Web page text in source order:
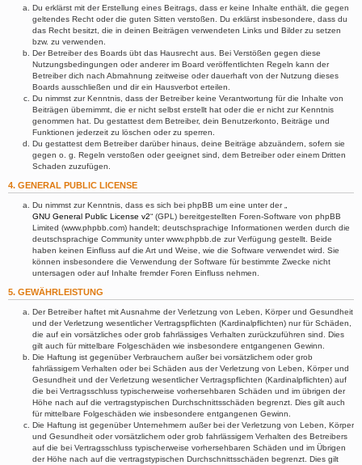
Du erklärst mit der Erstellung eines Beitrags, dass er keine Inhalte enthält, die gegen
geltendes Recht oder die guten Sitten verstoßen. Du erklärst insbesondere, dass du
das Recht besitzt, die in deinen Beiträgen verwendeten Links und Bilder zu setzen
bzw. zu verwenden.
Der Betreiber des Boards übt das Hausrecht aus. Bei Verstößen gegen diese
Nutzungsbedingungen oder anderer im Board veröffentlichten Regeln kann der
Betreiber dich nach Abmahnung zeitweise oder dauerhaft von der Nutzung dieses
Boards ausschließen und dir ein Hausverbot erteilen.
Du nimmst zur Kenntnis, dass der Betreiber keine Verantwortung für die Inhalte von
Beiträgen übernimmt, die er nicht selbst erstellt hat oder die er nicht zur Kenntnis
genommen hat. Du gestattest dem Betreiber, dein Benutzerkonto, Beiträge und
Funktionen jederzeit zu löschen oder zu sperren.
Du gestattest dem Betreiber darüber hinaus, deine Beiträge abzuändern, sofern sie
gegen o. g. Regeln verstoßen oder geeignet sind, dem Betreiber oder einem Dritten
Schaden zuzufügen.
4. GENERAL PUBLIC LICENSE
Du nimmst zur Kenntnis, dass es sich bei phpBB um eine unter der „
GNU General Public License v2“ (GPL) bereitgestellten Foren-Software von phpBB
Limited (www.phpbb.com) handelt; deutschsprachige Informationen werden durch die
deutschsprachige Community unter www.phpbb.de zur Verfügung gestellt. Beide
haben keinen Einfluss auf die Art und Weise, wie die Software verwendet wird. Sie
können insbesondere die Verwendung der Software für bestimmte Zwecke nicht
untersagen oder auf Inhalte fremder Foren Einfluss nehmen.
5. GEWÄHRLEISTUNG
Der Betreiber haftet mit Ausnahme der Verletzung von Leben, Körper und Gesundheit
und der Verletzung wesentlicher Vertragspflichten (Kardinalpflichten) nur für Schäden,
die auf ein vorsätzliches oder grob fahrlässiges Verhalten zurückzuführen sind. Dies
gilt auch für mittelbare Folgeschäden wie insbesondere entgangenen Gewinn.
Die Haftung ist gegenüber Verbrauchern außer bei vorsätzlichem oder grob
fahrlässigem Verhalten oder bei Schäden aus der Verletzung von Leben, Körper und
Gesundheit und der Verletzung wesentlicher Vertragspflichten (Kardinalpflichten) auf
die bei Vertragsschluss typischerweise vorhersehbaren Schäden und im übrigen der
Höhe nach auf die vertragstypischen Durchschnittsschäden begrenzt. Dies gilt auch
für mittelbare Folgeschäden wie insbesondere entgangenen Gewinn.
Die Haftung ist gegenüber Unternehmern außer bei der Verletzung von Leben, Körper
und Gesundheit oder vorsätzlichem oder grob fahrlässigem Verhalten des Betreibers
auf die bei Vertragsschluss typischerweise vorhersehbaren Schäden und im Übrigen
der Höhe nach auf die vertragstypischen Durchschnittsschäden begrenzt. Dies gilt